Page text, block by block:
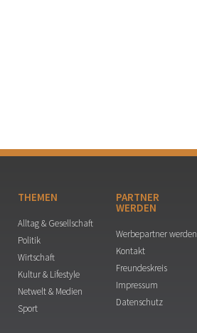
THEMEN
Alltag & Gesellschaft
Politik
Wirtschaft
Kultur & Lifestyle
Netwelt & Medien
Sport
PARTNER
WERDEN
Werbepartner werden
Kontakt
Freundeskreis
Impressum
Datenschutz